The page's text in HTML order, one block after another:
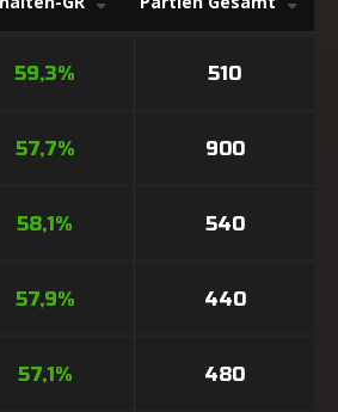
59,3% 510
57,7% 900
58,1% 540
57,9% 440
57,1% 480